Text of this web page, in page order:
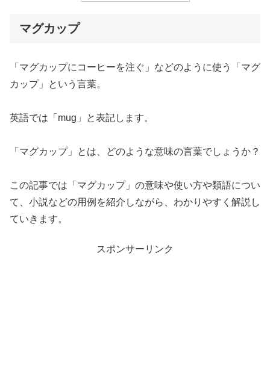
マグカップ
「マグカップにコーヒーを注ぐ」などのように使う「マグ
カップ」という言葉。
英語では「mug」と表記します。
「マグカップ」とは、どのような意味の言葉でしょうか？
この記事では「マグカップ」の意味や使い方や類語につい
て、小説などの用例を紹介しながら、わかりやすく解説し
ていきます。
スポンサーリンク